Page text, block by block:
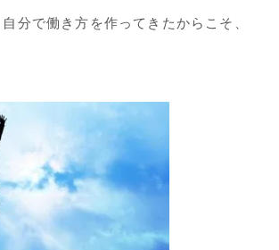
分で働き方を作ってきたからこそ、